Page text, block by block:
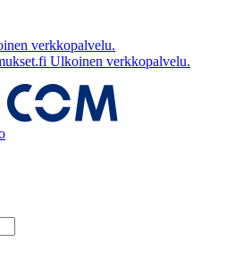
verkkopalvelu.
Ulkoinen verkkopalvelu.